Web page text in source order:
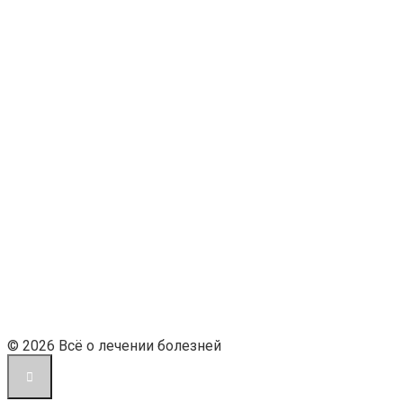
© 2026 Всё о лечении болезней